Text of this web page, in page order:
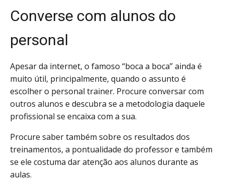
Converse com alunos do
personal
Apesar da internet, o famoso “boca a boca” ainda é
muito útil, principalmente, quando o assunto é
escolher o personal trainer. Procure conversar com
outros alunos e descubra se a metodologia daquele
profissional se encaixa com a sua.
Procure saber também sobre os resultados dos
treinamentos, a pontualidade do professor e também
se ele costuma dar atenção aos alunos durante as
aulas.